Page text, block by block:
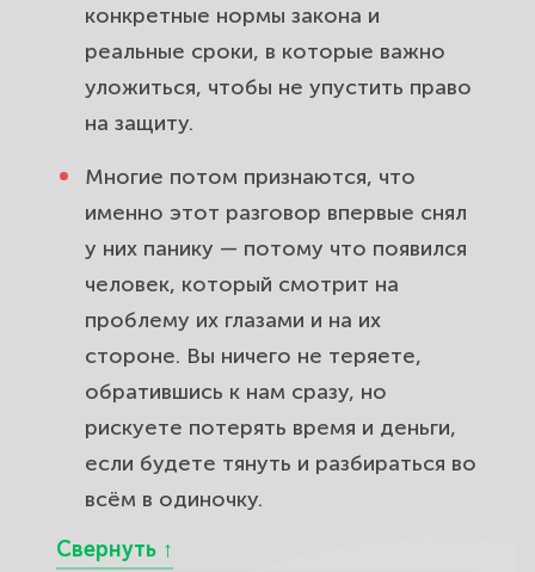
конкретные нормы закона и
реальные сроки, в которые важно
уложиться, чтобы не упустить право
на защиту.
Многие потом признаются, что
именно этот разговор впервые снял
у них панику — потому что появился
человек, который смотрит на
проблему их глазами и на их
стороне. Вы ничего не теряете,
обратившись к нам сразу, но
рискуете потерять время и деньги,
если будете тянуть и разбираться во
всём в одиночку.